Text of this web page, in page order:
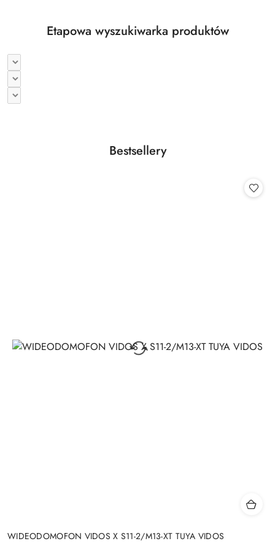
Etapowa wyszukiwarka produktów
Pomiń karuzelę produktów
Produkty
Bestsellery
WIDEODOMOFON VIDOS X S11-2/M13-XT TUYA VIDOS